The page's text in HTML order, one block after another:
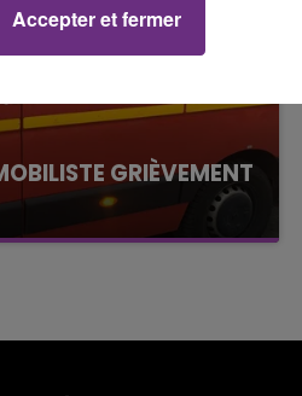
GRIÈVEMENT
retrouvée piégée dans
FM
Accepter et fermer